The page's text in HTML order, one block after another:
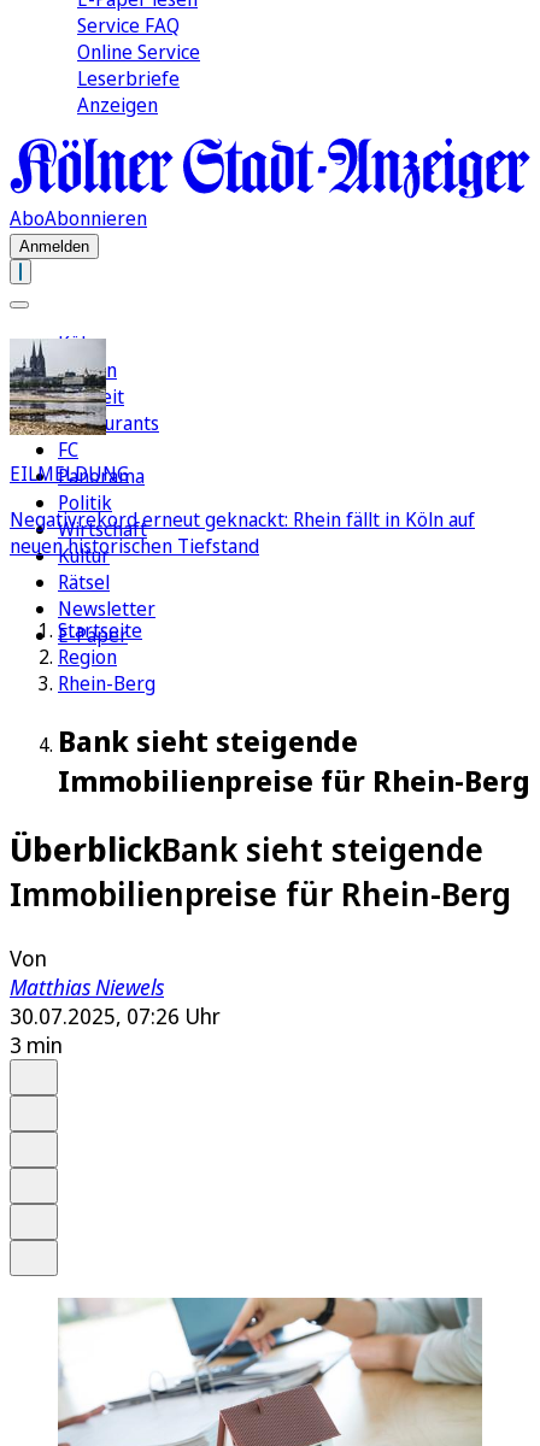
Service FAQ
Online Service
Leserbriefe
Anzeigen
AboAbonnieren
Anmelden
Köln
Region
Freizeit
Restaurants
FC
Panorama
Politik
Wirtschaft
Kultur
Rätsel
Newsletter
E-Paper
EILMELDUNG
Negativrekord erneut geknackt: Rhein fällt in Köln auf
neuen historischen Tiefstand
Startseite
Region
Rhein-Berg
Bank sieht steigende
Immobilienpreise für Rhein-Berg
ÜberblickBank sieht steigende
Immobilienpreise für Rhein-Berg
Von
Matthias Niewels
30.07.2025, 07:26 Uhr
3 min